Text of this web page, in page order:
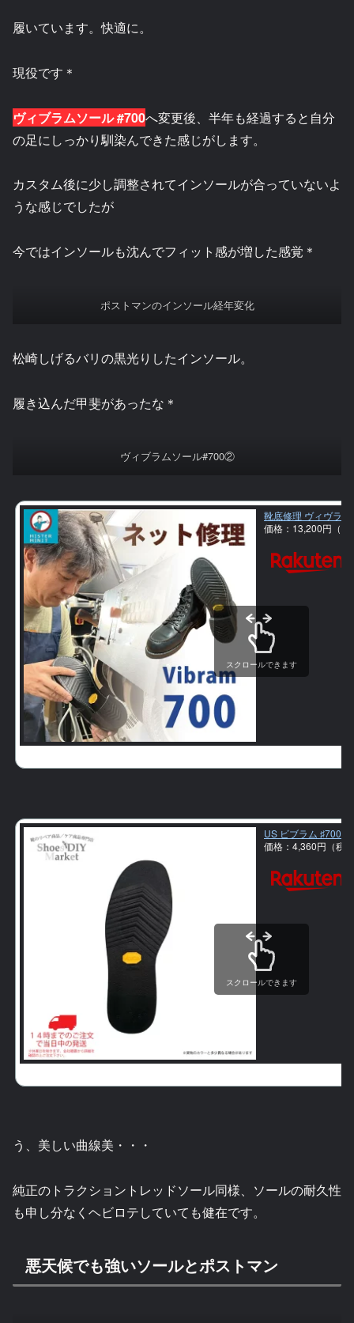
履いています。快適に。
現役です＊
ヴィブラムソール #700へ変更後、半年も経過すると自分
の足にしっかり馴染んできた感じがします。
カスタム後に少し調整されてインソールが合っていないよ
うな感じでしたが
今ではインソールも沈んでフィット感が増した感覚＊
ポストマンのインソール経年変化
松崎しげるバリの黒光りしたインソール。
履き込んだ甲斐があったな＊
ヴィブラムソール#700②
靴底修理 ヴィヴラ
価格：13,200円（税
スクロールできます
US ビブラム ♯700
価格：4,360円（税
スクロールできます
う、美しい曲線美・・・
純正のトラクショントレッドソール同様、ソールの耐久性
も申し分なくヘビロテしていても健在です。
悪天候でも強いソールとポストマン